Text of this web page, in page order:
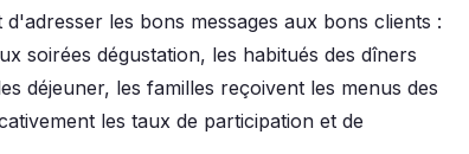
les bons messages aux bons clients :
soirées dégustation, les habitués des dîners
déjeuner, les familles reçoivent les menus des
les taux de participation et de